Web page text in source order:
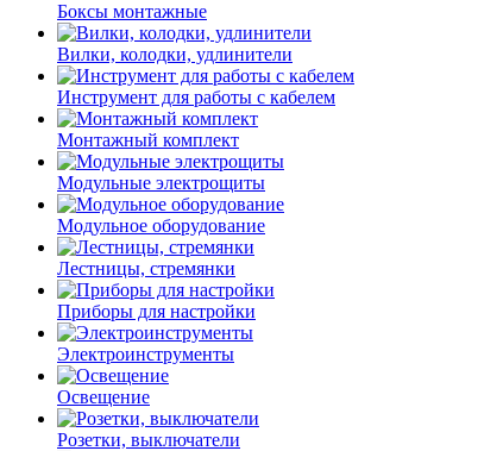
Боксы монтажные
Вилки, колодки, удлинители
Инструмент для работы с кабелем
Монтажный комплект
Модульные электрощиты
Модульное оборудование
Лестницы, стремянки
Приборы для настройки
Электроинструменты
Освещение
Розетки, выключатели